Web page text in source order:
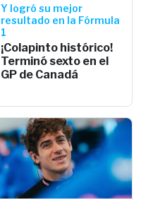
Y logró su mejor
resultado en la Fórmula
1
¡Colapinto histórico!
Terminó sexto en el
GP de Canadá